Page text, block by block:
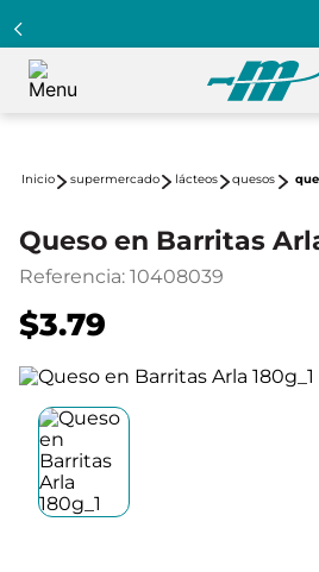
supermercado lácteos quesos
Queso en Barritas
Referencia: 10408039
$3.79